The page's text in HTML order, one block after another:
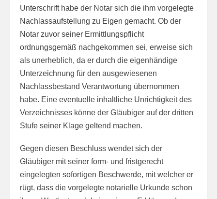
Unterschrift habe der Notar sich die ihm vorgelegte
Nachlassaufstellung zu Eigen gemacht. Ob der
Notar zuvor seiner Ermittlungspflicht
ordnungsgemäß nachgekommen sei, erweise sich
als unerheblich, da er durch die eigenhändige
Unterzeichnung für den ausgewiesenen
Nachlassbestand Verantwortung übernommen
habe. Eine eventuelle inhaltliche Unrichtigkeit des
Verzeichnisses könne der Gläubiger auf der dritten
Stufe seiner Klage geltend machen.
Gegen diesen Beschluss wendet sich der
Gläubiger mit seiner form- und fristgerecht
eingelegten sofortigen Beschwerde, mit welcher er
rügt, dass die vorgelegte notarielle Urkunde schon